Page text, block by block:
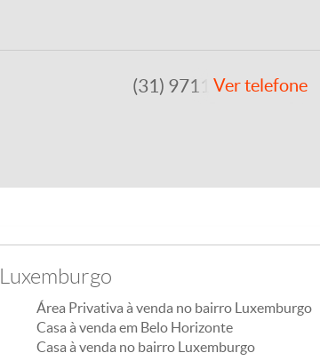
(31) 97111-1500
Ver telefone
Área Privativa à venda no bairro Luxemburgo
Casa à venda em Belo Horizonte
Casa à venda no bairro Luxemburgo